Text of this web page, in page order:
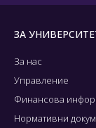
ЗА
За нас
Управление
Финансова
Нормативни